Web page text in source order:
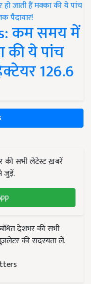
कम समय में
की ये पांच
126.6
की सभी लेटेस्ट ख़बरें
जुड़ें.
देशभर की सभी
की सदस्यता लें.